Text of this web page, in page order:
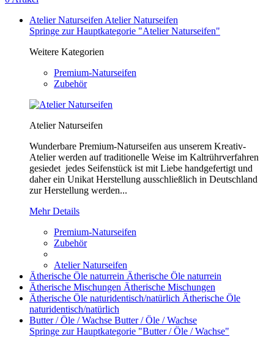
Atelier Naturseifen Atelier Naturseifen
Springe zur Hauptkategorie "Atelier Naturseifen"
Weitere Kategorien
Premium-Naturseifen
Zubehör
Atelier Naturseifen
Wunderbare Premium-Naturseifen aus unserem Kreativ-
Atelier werden auf traditionelle Weise im Kaltrührverfahren
gesiedet jedes Seifenstück ist mit Liebe handgefertigt und
daher ein Unikat Herstellung ausschließlich in Deutschland
zur Herstellung werden...
Mehr Details
Premium-Naturseifen
Zubehör
Atelier Naturseifen
Ätherische Öle naturrein Ätherische Öle naturrein
Ätherische Mischungen Ätherische Mischungen
Ätherische Öle naturidentisch/natürlich Ätherische Öle
naturidentisch/natürlich
Butter / Öle / Wachse Butter / Öle / Wachse
Springe zur Hauptkategorie "Butter / Öle / Wachse"